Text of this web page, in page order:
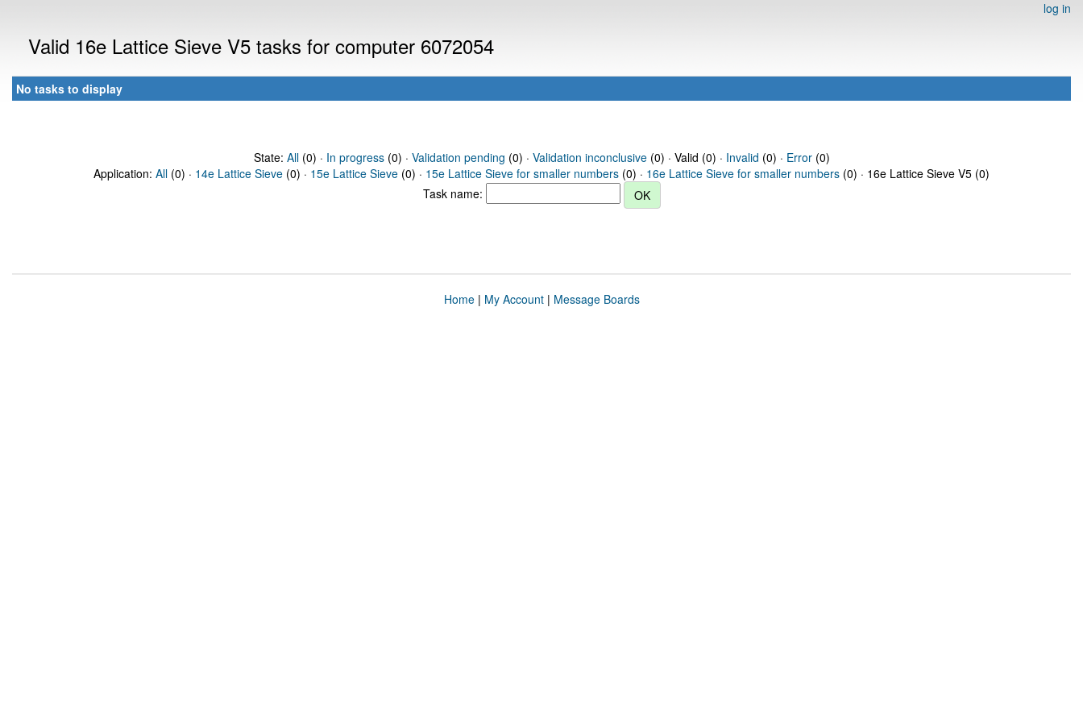
log in
Valid 16e Lattice Sieve V5 tasks for computer 6072054
No tasks to display
State: All(0) · In progress(0) · Validation pending (0) · Validation inconclusive(0) · Valid (0) · Invalid (0) · Error(0)
Application: All (0) · 14e Lattice Sieve (0) · 15e Lattice Sieve (0) · 15e Lattice Sieve for smaller numbers (0) · 16e Lattice Sieve for smaller numbers (0) · 16e Lattice Sieve V5 (0)
Task name:
Home| My Account| Message Boards